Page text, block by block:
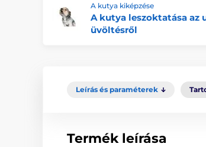
A kutya kiképzése
A kutya leszoktatása az
üvöltésről
Leírás és paraméterek
Termék leírása